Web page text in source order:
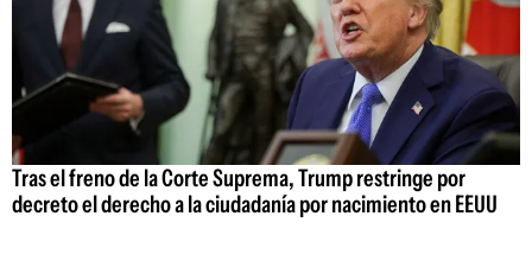
Tras el freno de la Corte Suprema, Trump restringe por
decreto el derecho a la ciudadanía por nacimiento en EEUU